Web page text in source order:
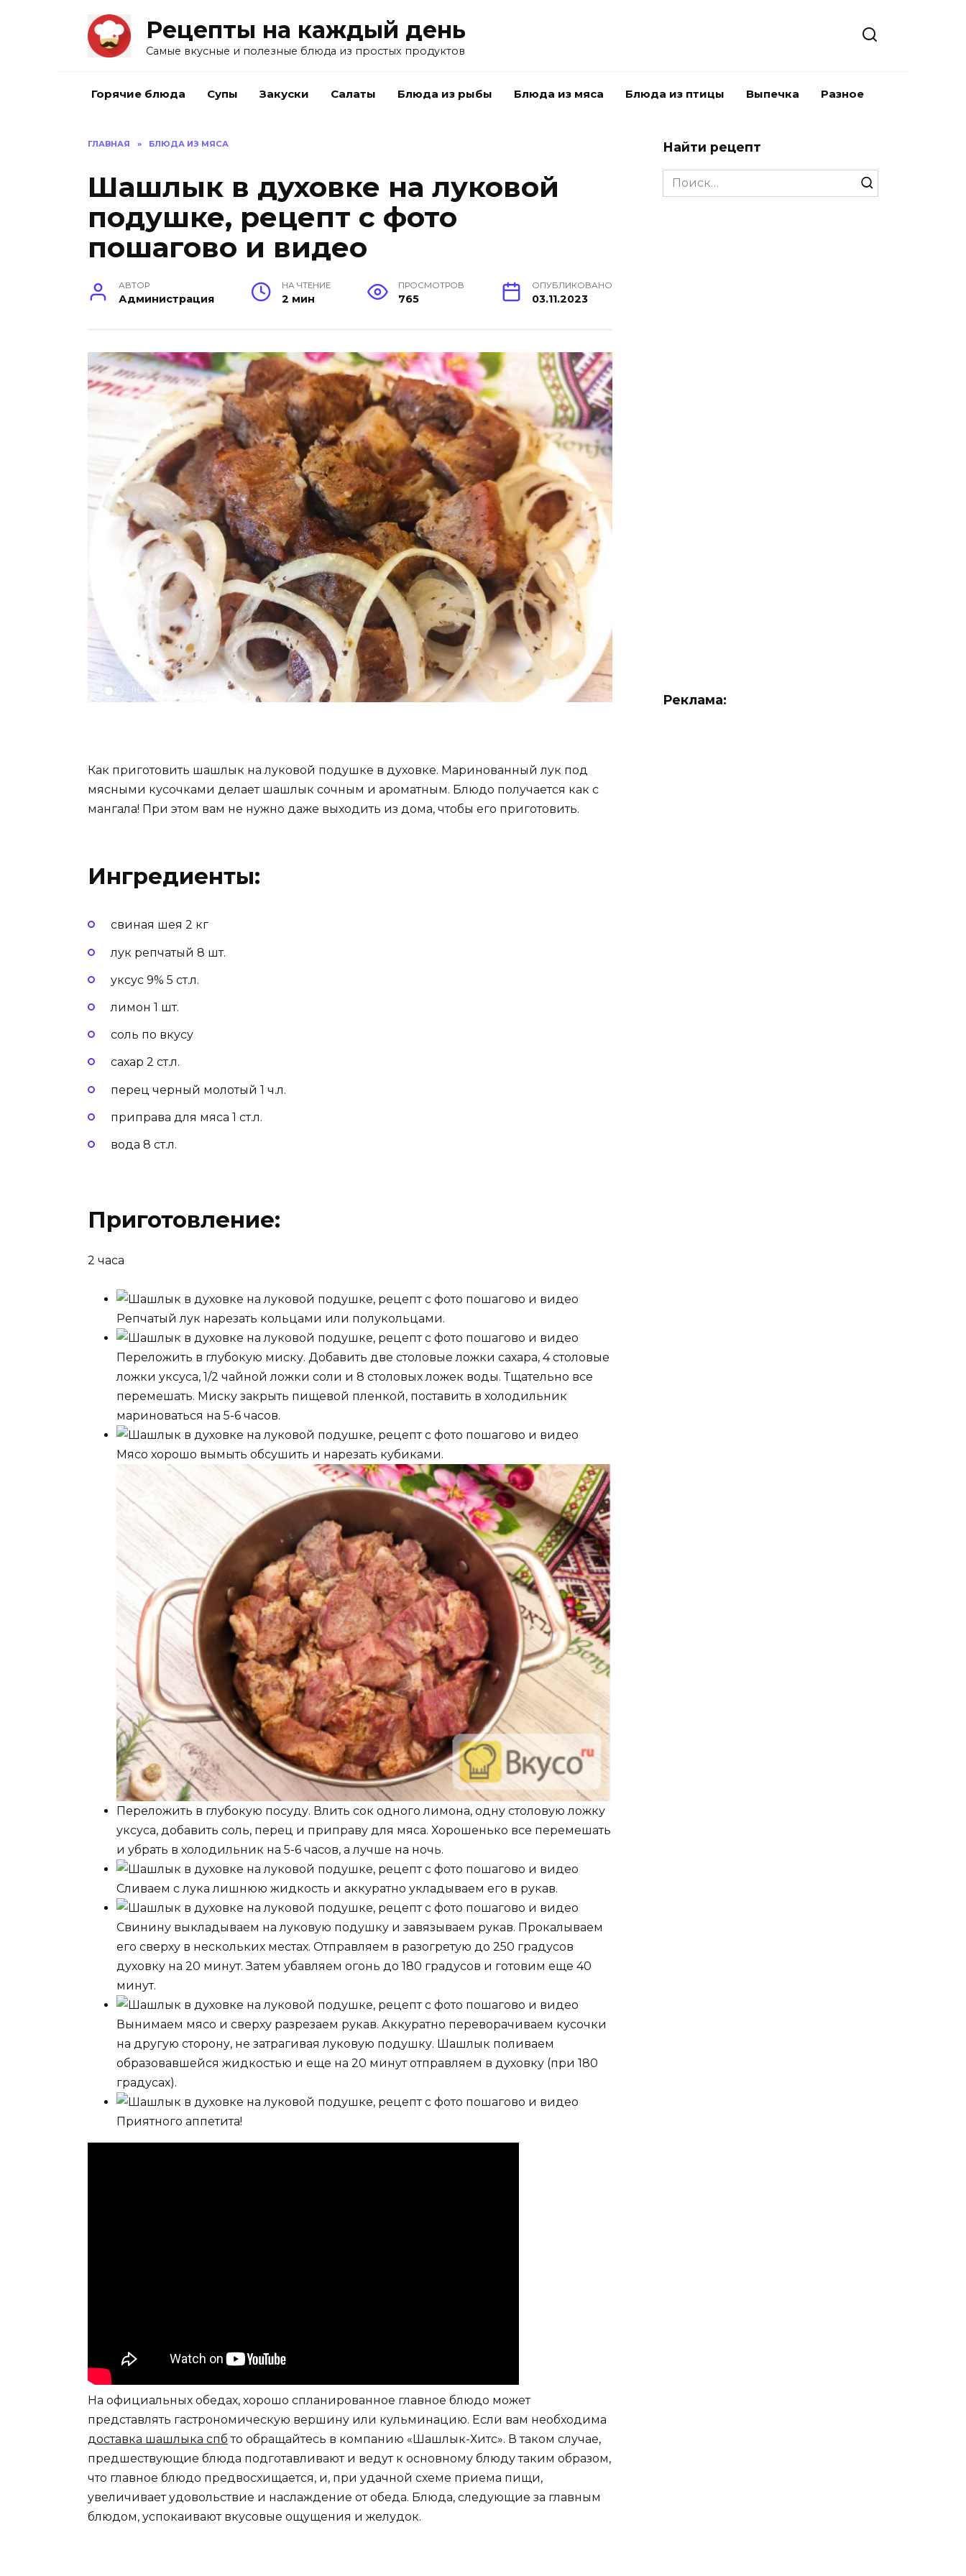
Рецепты на каждый день
Самые вкусные и полезные блюда из простых продуктов
Горячие блюда Супы Закуски Салаты Блюда из рыбы Блюда из мяса Блюда из птицы Выпечка Разное
ГЛАВНАЯ » БЛЮДА ИЗ МЯСА
Шашлык в духовке на луковой
подушке, рецепт с фото
пошагово и видео
АВТОР
Администрация
НА ЧТЕНИЕ
2 мин
ПРОСМОТРОВ
765
ОПУБЛИКОВАНО
03.11.2023
Как приготовить шашлык на луковой подушке в духовке. Маринованный лук под
мясными кусочками делает шашлык сочным и ароматным. Блюдо получается как с
мангала! При этом вам не нужно даже выходить из дома, чтобы его приготовить.
Ингредиенты:
свиная шея 2 кг
лук репчатый 8 шт.
уксус 9% 5 ст.л.
лимон 1 шт.
соль по вкусу
сахар 2 ст.л.
перец черный молотый 1 ч.л.
приправа для мяса 1 ст.л.
вода 8 ст.л.
Приготовление:
2 часа
Репчатый лук нарезать кольцами или полукольцами.
Переложить в глубокую миску. Добавить две столовые ложки сахара, 4 столовые
ложки уксуса, 1/2 чайной ложки соли и 8 столовых ложек воды. Тщательно все
перемешать. Миску закрыть пищевой пленкой, поставить в холодильник
мариноваться на 5-6 часов.
Мясо хорошо вымыть обсушить и нарезать кубиками.
Переложить в глубокую посуду. Влить сок одного лимона, одну столовую ложку
уксуса, добавить соль, перец и приправу для мяса. Хорошенько все перемешать
и убрать в холодильник на 5-6 часов, а лучше на ночь.
Сливаем с лука лишнюю жидкость и аккуратно укладываем его в рукав.
Свинину выкладываем на луковую подушку и завязываем рукав. Прокалываем
его сверху в нескольких местах. Отправляем в разогретую до 250 градусов
духовку на 20 минут. Затем убавляем огонь до 180 градусов и готовим еще 40
минут.
Вынимаем мясо и сверху разрезаем рукав. Аккуратно переворачиваем кусочки
на другую сторону, не затрагивая луковую подушку. Шашлык поливаем
образовавшейся жидкостью и еще на 20 минут отправляем в духовку (при 180
градусах).
Приятного аппетита!
На официальных обедах, хорошо спланированное главное блюдо может
представлять гастрономическую вершину или кульминацию. Если вам необходима
доставка шашлыка спб то обращайтесь в компанию «Шашлык-Хитс». В таком случае,
предшествующие блюда подготавливают и ведут к основному блюду таким образом,
что главное блюдо предвосхищается, и, при удачной схеме приема пищи,
увеличивает удовольствие и наслаждение от обеда. Блюда, следующие за главным
блюдом, успокаивают вкусовые ощущения и желудок.
Найти рецепт
Search
for:
Реклама: